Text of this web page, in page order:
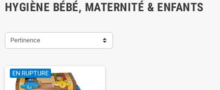
HYGIÈNE BÉBÉ, MATERNITÉ & ENFANTS
Pertinence
EN RUPTURE